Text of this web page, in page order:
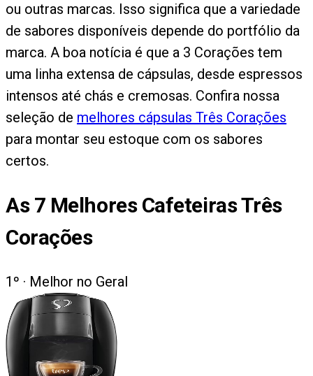
ou outras marcas. Isso significa que a variedade
de sabores disponíveis depende do portfólio da
marca. A boa notícia é que a 3 Corações tem
uma linha extensa de cápsulas, desde espressos
intensos até chás e cremosas. Confira nossa
seleção de melhores cápsulas Três Corações
para montar seu estoque com os sabores
certos.
As 7 Melhores Cafeteiras Três
Corações
1 º · Melhor no Geral